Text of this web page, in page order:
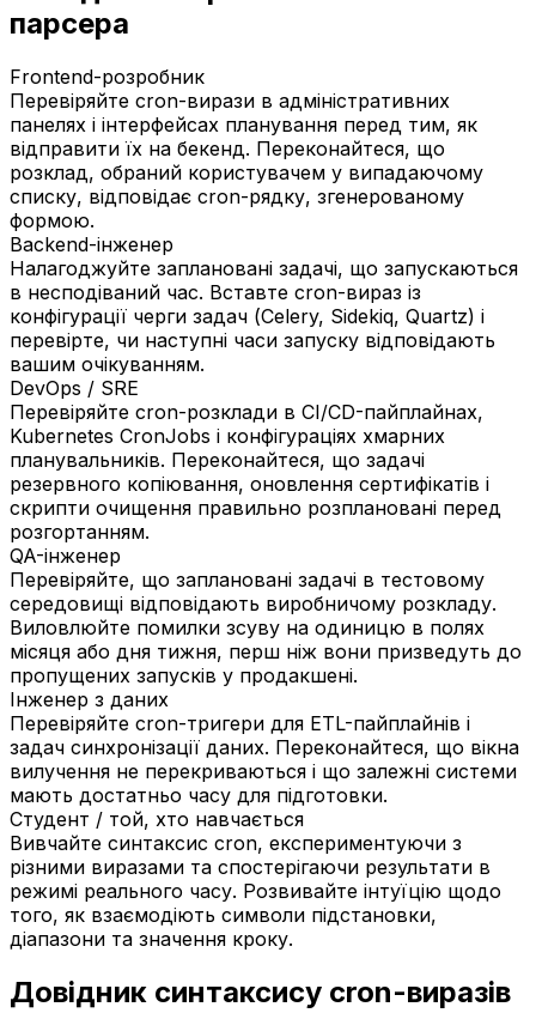
парсера
Frontend-розробник
Перевіряйте cron-вирази в адміністративних
панелях і інтерфейсах планування перед тим, як
відправити їх на бекенд. Переконайтеся, що
розклад, обраний користувачем у випадаючому
списку, відповідає cron-рядку, згенерованому
формою.
Backend-інженер
Налагоджуйте заплановані задачі, що запускаються
в несподіваний час. Вставте cron-вираз із
конфігурації черги задач (Celery, Sidekiq, Quartz) і
перевірте, чи наступні часи запуску відповідають
вашим очікуванням.
DevOps / SRE
Перевіряйте cron-розклади в CI/CD-пайплайнах,
Kubernetes CronJobs і конфігураціях хмарних
планувальників. Переконайтеся, що задачі
резервного копіювання, оновлення сертифікатів і
скрипти очищення правильно розплановані перед
розгортанням.
QA-інженер
Перевіряйте, що заплановані задачі в тестовому
середовищі відповідають виробничому розкладу.
Виловлюйте помилки зсуву на одиницю в полях
місяця або дня тижня, перш ніж вони призведуть до
пропущених запусків у продакшені.
Інженер з даних
Перевіряйте cron-тригери для ETL-пайплайнів і
задач синхронізації даних. Переконайтеся, що вікна
вилучення не перекриваються і що залежні системи
мають достатньо часу для підготовки.
Студент / той, хто навчається
Вивчайте синтаксис cron, експериментуючи з
різними виразами та спостерігаючи результати в
режимі реального часу. Розвивайте інтуїцію щодо
того, як взаємодіють символи підстановки,
діапазони та значення кроку.
Довідник синтаксису cron-виразів